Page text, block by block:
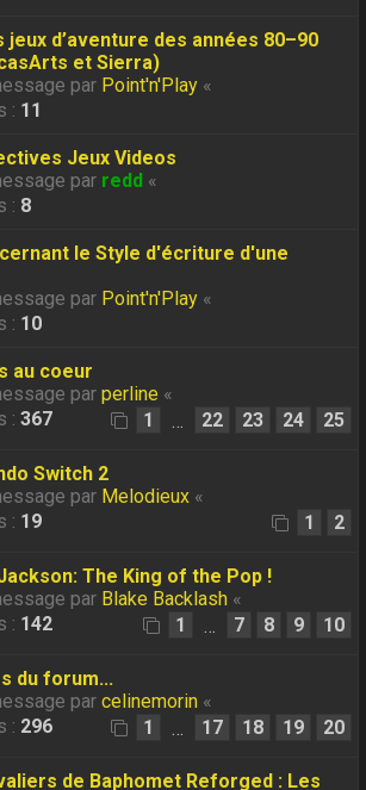
jeux d’aventure des années 80–90
et Sierra)
par Point'n'Play «
: 11
Jeux Videos
par redd «
: 8
le Style d'écriture d'une
par Point'n'Play «
: 10
au coeur
parperline «
:367 1 … 22 23 24 25
Switch 2
par Melodieux «
: 19 1 2
The King of the Pop !
par Blake Backlash «
: 142 1 … 7 8 9 10
du forum...
parcelinemorin «
: 296 1 … 17 18 19 20
de Baphomet Reforged : Les